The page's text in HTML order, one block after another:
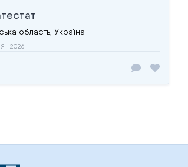
область, Україна
2026